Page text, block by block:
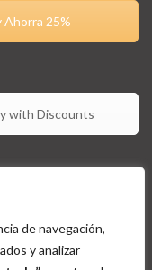
de navegación,
y analizar
Ahorra 25%
with Discounts